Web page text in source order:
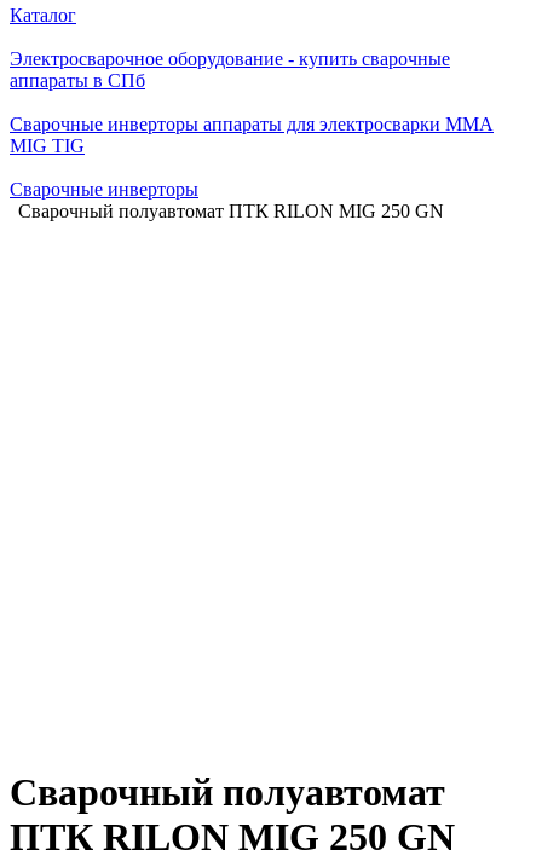
Каталог
Электросварочное оборудование - купить сварочные
аппараты в СПб
Сварочные инверторы аппараты для электросварки MMA
MIG TIG
Сварочные инверторы
Сварочный полуавтомат ПТК RILON MIG 250 GN
Сварочный полуавтомат
ПТК RILON MIG 250 GN